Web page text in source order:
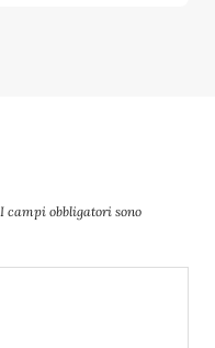
I campi obbligatori sono